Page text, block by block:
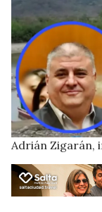
Adrián Zigarán,